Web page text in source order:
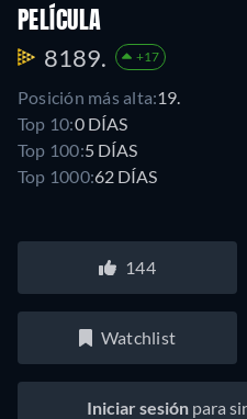
PELÍCULA
8189. +17
Posición más alta:19.
Top 10:0 DÍAS
Top 100:5 DÍAS
Top 1000:62 DÍAS
144
Watchlist
Iniciar sesión para